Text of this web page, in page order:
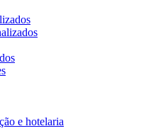
e hotelaria